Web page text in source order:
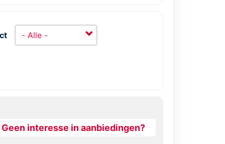
Geen interesse in aanbiedingen?